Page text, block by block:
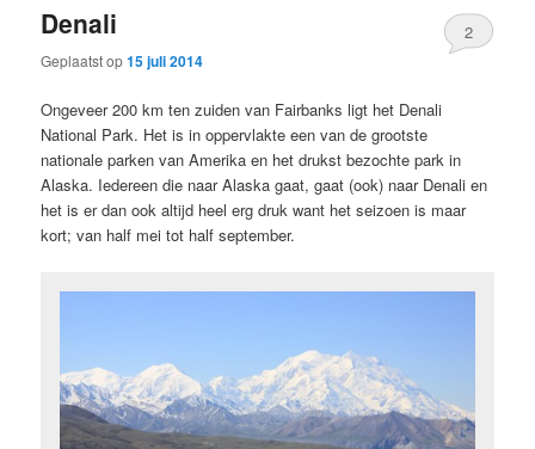
Denali
Geplaatst op15 juli 2014
2
Ongeveer 200 km ten zuiden van Fairbanks ligt het Denali
National Park. Het is in oppervlakte een van de grootste
nationale parken van Amerika en het drukst bezochte park in
Alaska. Iedereen die naar Alaska gaat, gaat (ook) naar Denali en
het is er dan ook altijd heel erg druk want het seizoen is maar
kort; van half mei tot half september.